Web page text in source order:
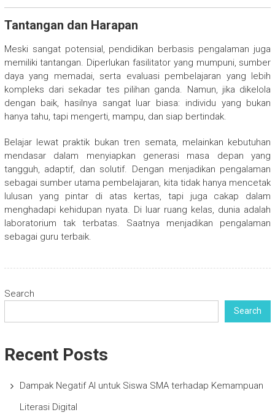
Tantangan dan Harapan
Meski sangat potensial, pendidikan berbasis pengalaman juga
memiliki tantangan. Diperlukan fasilitator yang mumpuni, sumber
daya yang memadai, serta evaluasi pembelajaran yang lebih
kompleks dari sekadar tes pilihan ganda. Namun, jika dikelola
dengan baik, hasilnya sangat luar biasa: individu yang bukan
hanya tahu, tapi mengerti, mampu, dan siap bertindak.
Belajar lewat praktik bukan tren semata, melainkan kebutuhan
mendasar dalam menyiapkan generasi masa depan yang
tangguh, adaptif, dan solutif. Dengan menjadikan pengalaman
sebagai sumber utama pembelajaran, kita tidak hanya mencetak
lulusan yang pintar di atas kertas, tapi juga cakap dalam
menghadapi kehidupan nyata. Di luar ruang kelas, dunia adalah
laboratorium tak terbatas. Saatnya menjadikan pengalaman
sebagai guru terbaik.
Search
Search
Recent Posts
Dampak Negatif AI untuk Siswa SMA terhadap Kemampuan
Literasi Digital